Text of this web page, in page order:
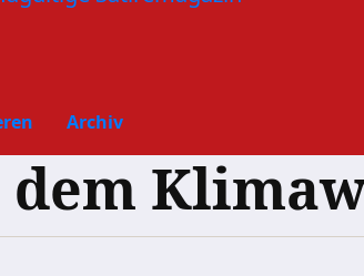
Archiv
dem